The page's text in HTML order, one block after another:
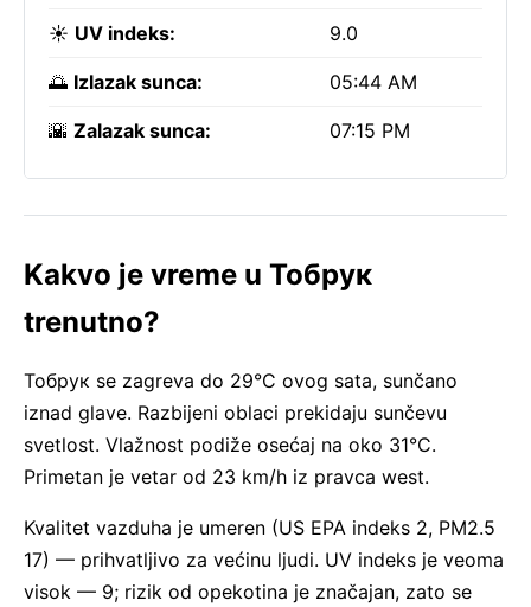
☀️ UV indeks: 9.0
🌅 Izlazak sunca: 05:44 AM
🌇 Zalazak sunca: 07:15 PM
Kakvo je vreme u Тобрук
trenutno?
Тобрук se zagreva do 29°C ovog sata, sunčano
iznad glave. Razbijeni oblaci prekidaju sunčevu
svetlost. Vlažnost podiže osećaj na oko 31°C.
Primetan je vetar od 23 km/h iz pravca west.
Kvalitet vazduha je umeren (US EPA indeks 2, PM2.5
17) — prihvatljivo za većinu ljudi. UV indeks je veoma
visok — 9; rizik od opekotina je značajan, zato se